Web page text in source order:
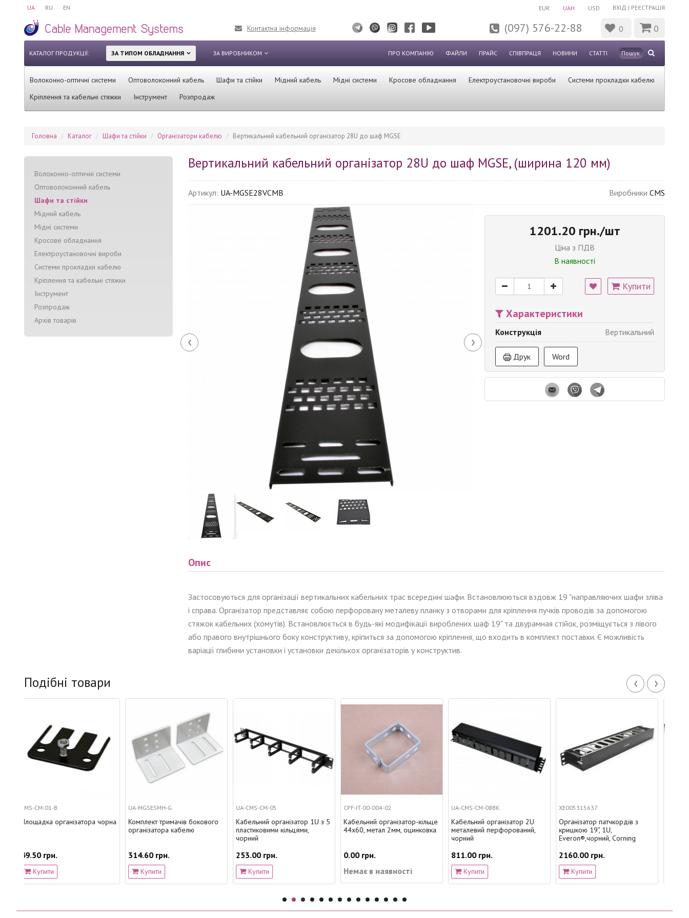
UA RU EN ВХІД | РЕЄСТРАЦІЯ
EUR UAH USD
Контактна інформація (097) 576-22-88 0 0
КАТАЛОГ ПРОДУКЦІЇ: ЗА ТИПОМ ОБЛАДНАННЯ ЗА ВИРОБНИКОМ ПРО КОМПАНІЮ ФАЙЛИ ПРАЙС СПІВПРАЦЯ НОВИНИ СТАТТІ
Волоконно-оптичні системи Оптоволоконний кабель Шафи та стійки Мідний кабель Мідні системи Кросове обладнання Електроустановочні вироби
Системи прокладки кабелю
Кріплення та кабельні стяжки
Інструмент Розпродаж
Головна Каталог Шафи та стійки Організатори кабелю Вертикальний кабельний організатор 28U до шаф MGSE
Волоконно-оптичні системи
Оптоволоконний кабель
Шафи та стійки
Мідний кабель
Мідні системи
Кросове обладнання
Електроустановочні вироби
Системи прокладки кабелю
Кріплення та кабельні стяжки
Інструмент
Розпродаж
Архів товарів
Вертикальний кабельний організатор 28U до шаф MGSE, (ширина 120 мм)
Артикул: UA-MGSE28VCMB Виробники CMS
‹ ›
1201.20 грн./шт
Ціна з ПДВ
В наявності
Купити
Характеристики
Конструкція Вертикальний
Друк Word
Опис
Застосовуються для організації вертикальних кабельних трас всередині шафи. Встановлюються вздовж 19 "направляючих шафи зліва
і справа. Організатор представляє собою перфоровану металеву планку з отворами для кріплення пучків проводів за допомогою
стяжок кабельних (хомутів). Встановлюється в будь-які модифікації вироблених шаф 19" та двурамная стійок, розміщується з лівого
або правого внутрішнього боку конструктиву, кріпиться за допомогою кріплення, що входить в комплект поставки. Є можливість
варіації глибини установки і установки декількох організаторів у конструктив.
Подібні товари ‹ ›
чорна
UA-MGSESMH-G
Комплект тримачів бокового
314.60 грн.
UA-CMS-CM-05
Кабельний організатор 1U з 5
пластиковими кільцями,
253.00 грн.
CPF-IT-00-004-02
Кабельний організатор-кільце
44х60, метал 2мм, оцинковка
0.00 грн.
Немає в наявності
UA-CMS-CM-08BK
Кабельний організатор 2U
металевий перфорований,
811.00 грн.
Купити
XE005315637
Організатор патчкордів з
кришкою 19", 1U,
2160.00 грн.
PLMN-V0801UZ
Кабельний організатор 1U зі
щіткою, з каб. підтримкою,
EPNew
720.00 грн.